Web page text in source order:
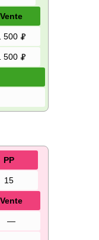
Vente
500
500
PP
15
Vente
—